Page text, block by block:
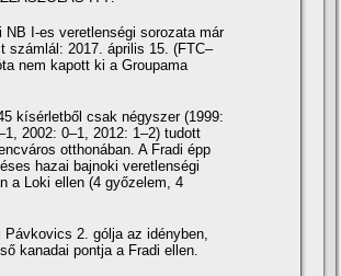
NB I-es veretlenségi sorozata már
számlál: 2017. április 15. (FTC–
nem kapott ki a Groupama
kí­sérletből csak négyszer (1999:
2002: 0–1, 2012: 1–2) tudott
otthonában. A Fradi épp
hazai bajnoki veretlenségi
a Loki ellen (4 győzelem, 4
Pávkovics 2. gólja az idényben,
kanadai pontja a Fradi ellen.